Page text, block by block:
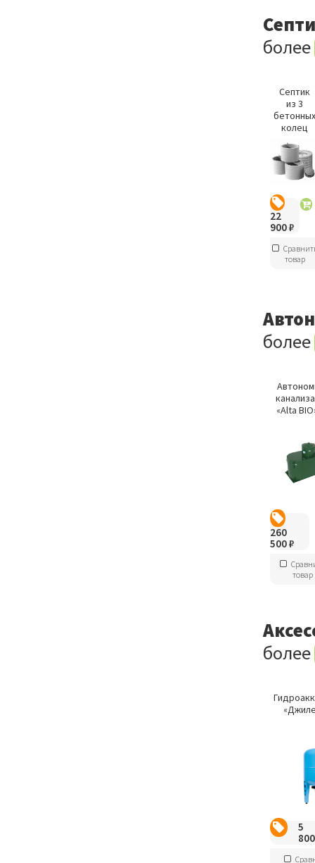
более
Септик
из 3
колец
22
900₽
товар
более
«Alta
260
500₽
товар
более
5